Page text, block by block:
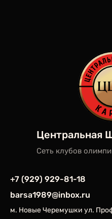
Центральная
Сеть клубов
+7 (929) 929-81-18
barsa1989@inbox.ru
м. Новые Черемушки ул.